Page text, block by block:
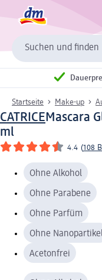
Suchen und finden
Startseite Make-up
CATRICEMascara
ml
4.4 (108
Ohne Alkohol
Ohne Parabene
Ohne Parfüm
Ohne
Acetonfrei